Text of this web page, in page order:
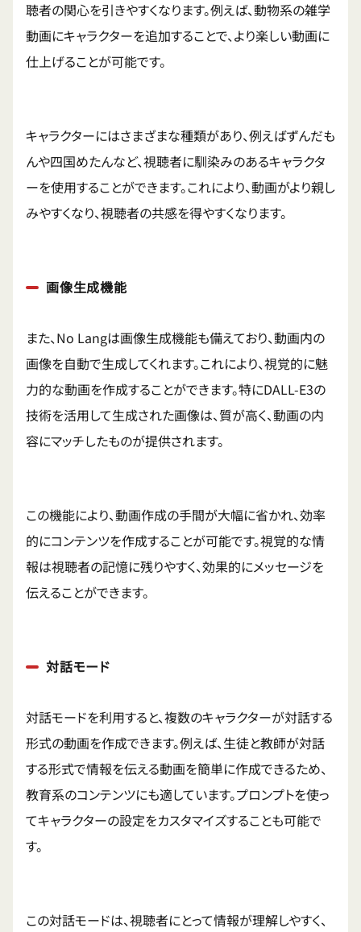
聴者の関心を引きやすくなります。例えば、動物系の雑学
動画にキャラクターを追加することで、より楽しい動画に
仕上げることが可能です。
キャラクターにはさまざまな種類があり、例えばずんだも
んや四国めたんなど、視聴者に馴染みのあるキャラクタ
ーを使用することができます。これにより、動画がより親し
みやすくなり、視聴者の共感を得やすくなります。
画像生成機能
また、No Langは画像生成機能も備えており、動画内の
画像を自動で生成してくれます。これにより、視覚的に魅
力的な動画を作成することができます。特にDALL-E3の
技術を活用して生成された画像は、質が高く、動画の内
容にマッチしたものが提供されます。
この機能により、動画作成の手間が大幅に省かれ、効率
的にコンテンツを作成することが可能です。視覚的な情
報は視聴者の記憶に残りやすく、効果的にメッセージを
伝えることができます。
対話モード
対話モードを利用すると、複数のキャラクターが対話する
形式の動画を作成できます。例えば、生徒と教師が対話
する形式で情報を伝える動画を簡単に作成できるため、
教育系のコンテンツにも適しています。プロンプトを使っ
てキャラクターの設定をカスタマイズすることも可能で
す。
この対話モードは、視聴者にとって情報が理解しやすく、